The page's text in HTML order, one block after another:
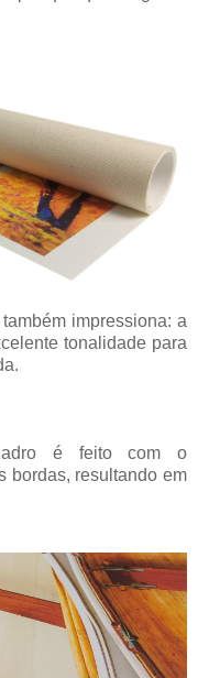
impressiona: a
tonalidade para
é feito com o
bordas, resultando em